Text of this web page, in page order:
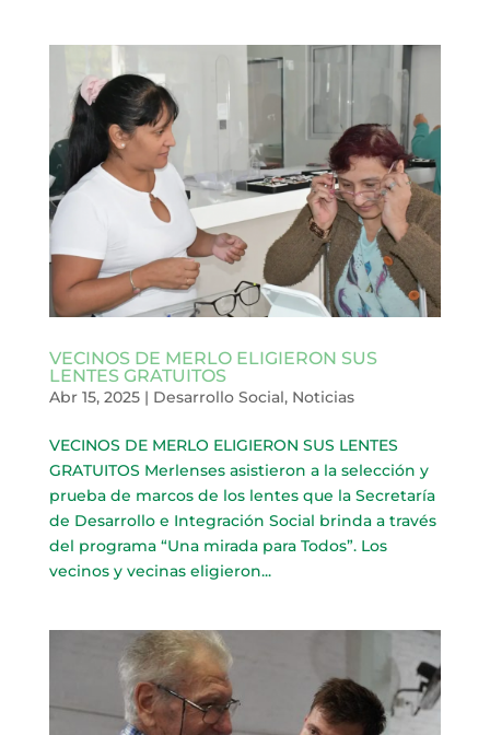
VECINOS DE MERLO ELIGIERON SUS
LENTES GRATUITOS
Abr 15, 2025| Desarrollo Social, Noticias
VECINOS DE MERLO ELIGIERON SUS LENTES
GRATUITOS Merlenses asistieron a la selección y
prueba de marcos de los lentes que la Secretaría
de Desarrollo e Integración Social brinda a través
del programa “Una mirada para Todos”. Los
vecinos y vecinas eligieron...